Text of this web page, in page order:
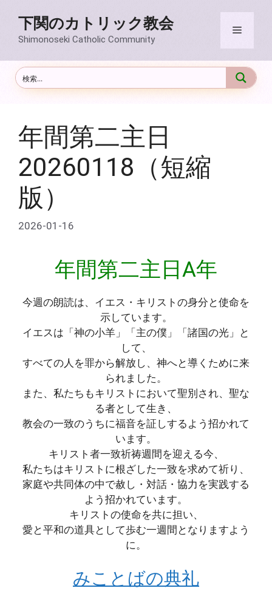
下関のカトリック教会
Shimonoseki Catholic Community
メ
ニ
年間第二主日
20260118（短縮
版）
2026-01-16
年間第二主日A年
今週の朗読は、イエス・キリストの身分と使命を
示しています。
イエスは「神の小羊」「主の僕」「諸国の光」と
して、
すべての人を罪から解放し、神へと導くために来
られました。
また、私たちもキリストにおいて聖別され、聖な
る者として生き、
教会の一致のうちに福音を証しするよう招かれて
います。
キリスト者一致祈祷週間を迎える今、
私たちはキリストに根ざした一致を求めて祈り、
家庭や共同体の中で赦し・対話・協力を実践する
よう招かれています。
キリストの使命を共に担い、
愛と平和の道具として歩む一週間となりますよう
に。
みことばの典礼